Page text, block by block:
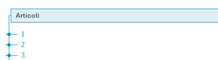
Articoli
1
2
3